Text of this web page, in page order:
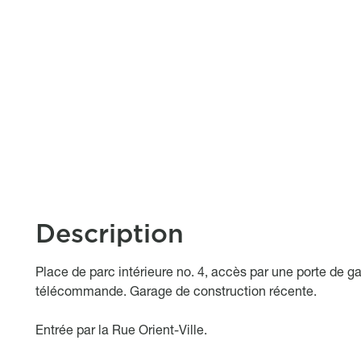
Description
Object description
Place de parc intérieure no. 4, accès par une porte de
télécommande. Garage de construction récente.
Entrée par la Rue Orient-Ville.